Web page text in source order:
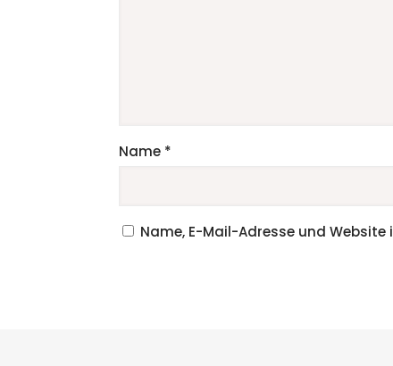
Name *
Name, E-Mail-Adresse und